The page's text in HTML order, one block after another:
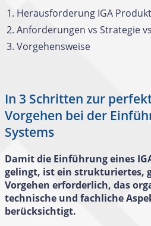
Herausforderung IGA
Anforderungen vs Strategie
Vorgehensweise
In 3 Schritten zur
Vorgehen bei der
Systems
Damit die Einführung eines
gelingt, ist ein strukturiertes,
Vorgehen erforderlich, das
technische und fachliche
berücksichtigt.